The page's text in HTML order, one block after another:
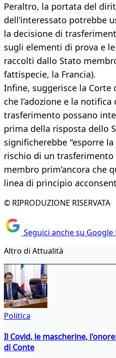
Peraltro, la portata del
dell’interessato potrebbe
la decisione di
sugli elementi di prova e
raccolti dallo Stato
fattispecie, la Francia).
Infine, suggerisce la
che l’adozione e la
trasferimento possano
prima della risposta dello
significherebbe "esporre
rischio di un
membro prim’ancora che
linea di principio
© RIPRODUZIONE RISERVATA
Seguici anche su
Altro di Attualità
Politica
Il Covid, le mascherine,
di Conte